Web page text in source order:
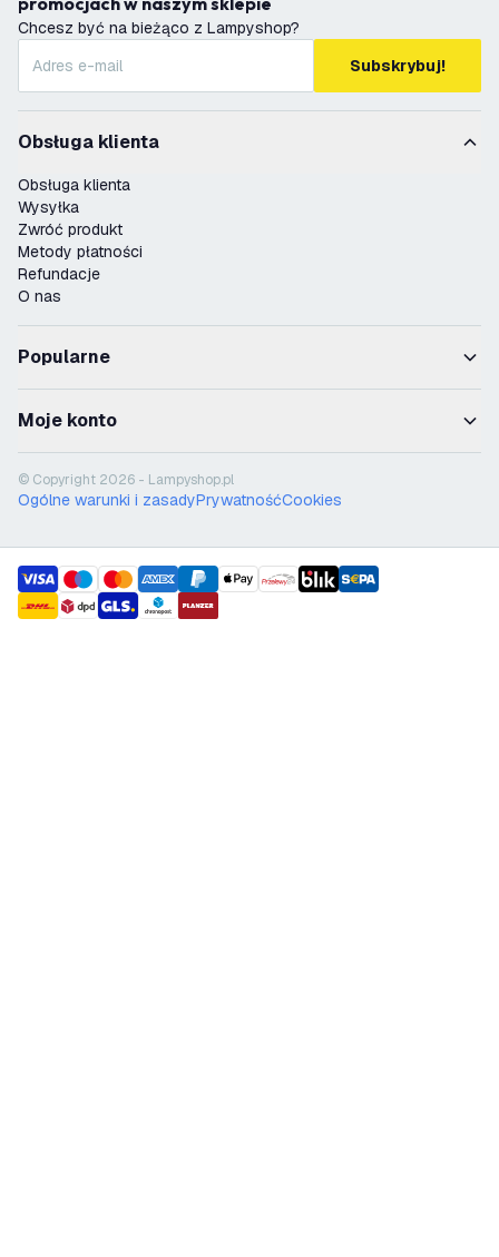
Chcesz być na bieżąco z Lampyshop?
Subskrybuj!
Obsługa klienta
Obsługa klienta
Wysyłka
Zwróć produkt
Metody płatności
Refundacje
O nas
Popularne
Moje konto
© Copyright 2026 - Lampyshop.pl
Ogólne warunki i zasadyPrywatnośćCookies
payment methods
shipment methods